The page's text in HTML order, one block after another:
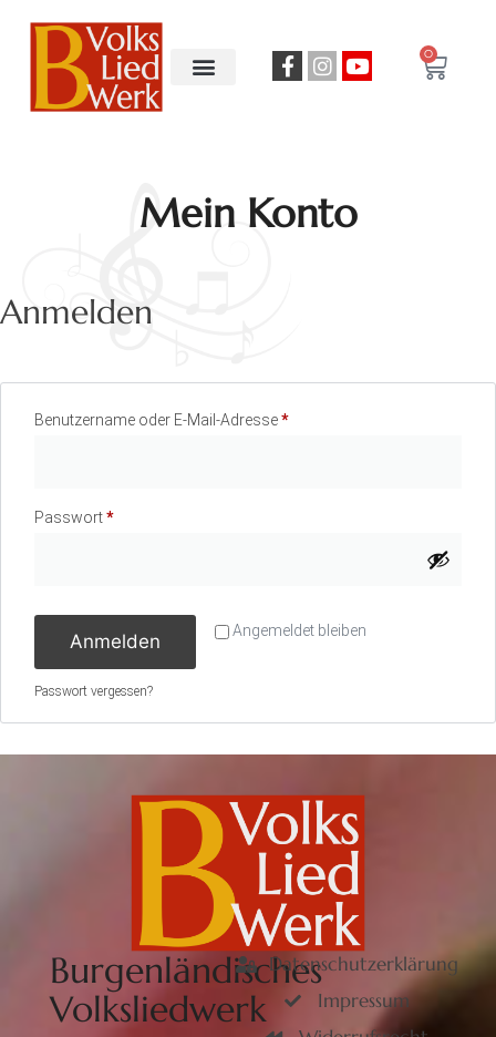
0
Mein Konto
Anmelden
Benutzername oder E-Mail-Adresse*
Passwort*
Angemeldet bleiben
Anmelden
Passwort vergessen?
Burgenländisches
Volksliedwerk
Datenschutzerklärung
Impressum